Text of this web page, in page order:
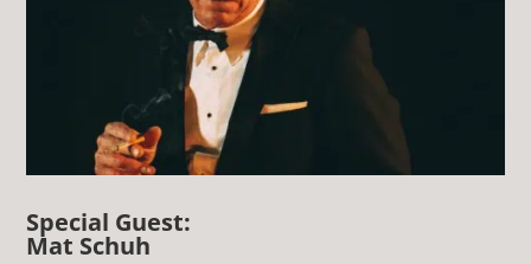
Special Guest:
Mat Schuh